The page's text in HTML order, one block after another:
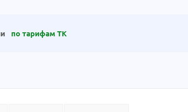
по тарифам ТК